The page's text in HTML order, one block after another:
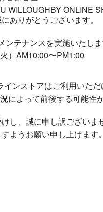
WILLOUGHBY ONLINE
ありがとうございます。
テナンスを実施いたしま
）AM10:00〜PM1:00
インストアはご利用いただ
によって前後する可能性
し、 誠に申し訳ございま
ようお願い申し上げます。